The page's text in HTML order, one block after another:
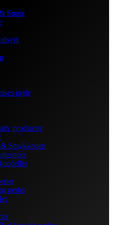
Snøre
perle
produkter
Smykkesten
perler